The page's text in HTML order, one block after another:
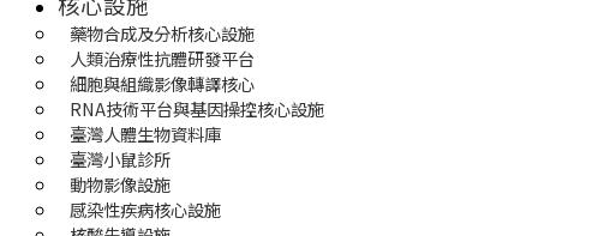
藥物合成及分析核心設施
人類治療性抗體研發平台
細胞與組織影像轉譯核心
RNA技術平台與基因操控核心設施
臺灣人體生物資料庫
臺灣小鼠診所
動物影像設施
感染性疾病核心設施